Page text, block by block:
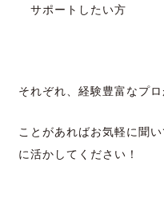
サポートしたい方
それぞれ、経験豊富なプ
ことがあればお気軽に聞
に活かしてください！